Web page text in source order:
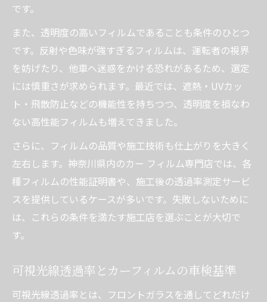
です。
また、透明度の高いフィルムであることも条件のひとつ
です。反射や色味が強すぎるフィルムは、運転者の視界
を妨げたり、他車へ迷惑をかける恐れがあるため、選定
には慎重さが求められます。最近では、遮熱・UVカッ
ト・飛散防止などの機能性を持ちつつ、透明度を損なわ
ない高性能フィルムも増えてきました。
さらに、フィルムの品質や施工技術も仕上がりを大きく
左右します。神奈川県内のカー フィルム専門店では、各
種フィルムの性能証明書や、施工後の透過率測定サービ
スを提供しているケースが多いです。失敗しないために
は、これらの条件を満たす施工店を選ぶことが大切で
す。
可視光線透過率とカーフィルムの車検基準
可視光線透過率とは、フロントガラスを通してどれだけ